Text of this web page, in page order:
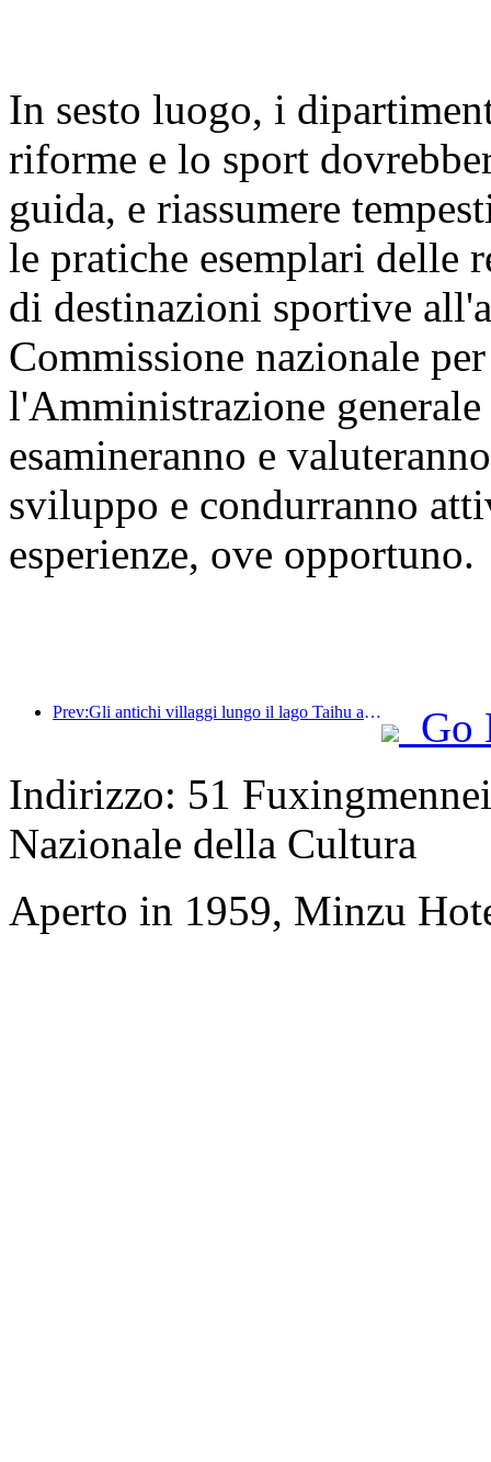
In sesto luogo, i
riforme e lo sport
guida, e riassumere
le pratiche esemplari delle
di destinazioni sportive
Commissione nazionale
l'Amministrazione
esamineranno e
sviluppo e condurranno
esperienze, ove opportuno.
Prev:Gli antichi villaggi lungo il lago Taihu a Huzhou, nella provincia dello Zhejiang, hanno avviato lavori di ristrutturazione e ammodernamento, con un investimento di quasi 1 miliardo di yuan.
Go
Indirizzo: 51
Nazionale della Cultura
Aperto in 1959, Minzu